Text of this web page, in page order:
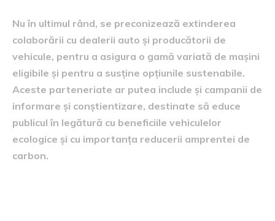
Nu în ultimul rând, se preconizează extinderea
colaborării cu dealerii auto și producătorii de
vehicule, pentru a asigura o gamă variată de mașini
eligibile și pentru a susține opțiunile sustenabile.
Aceste parteneriate ar putea include și campanii de
informare și conștientizare, destinate să educe
publicul în legătură cu beneficiile vehiculelor
ecologice și cu importanța reducerii amprentei de
carbon.